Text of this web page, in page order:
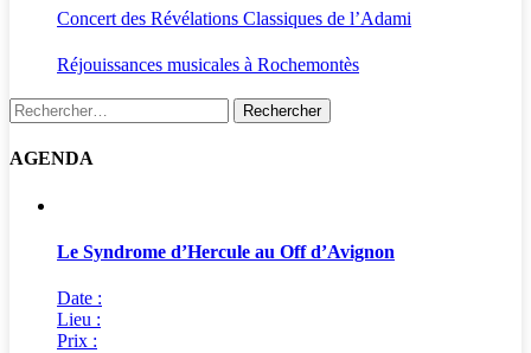
Concert des Révélations Classiques de l’Adami
Réjouissances musicales à Rochemontès
Rechercher :
AGENDA
Le Syndrome d’Hercule au Off d’Avignon
Date :
Lieu :
Prix :